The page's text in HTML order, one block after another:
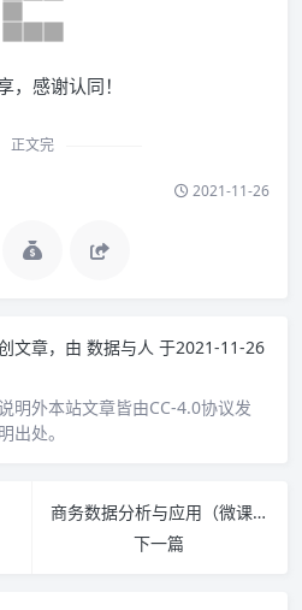
，感谢认同！
正文完
2021-11-26
文章，由 数据与人 于2021-11-26
明外本站文章皆由CC-4.0协议发
出处。
商务数据分析与应用（微课版）PDF下载
下一篇